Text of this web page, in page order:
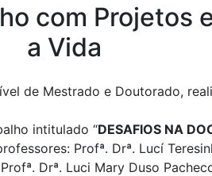
com Projetos
a Vida
de Mestrado e Doutorado,
intitulado “DESAFIOS NA
Profª. Drª. Lucí
Drª. Luci Mary Duso